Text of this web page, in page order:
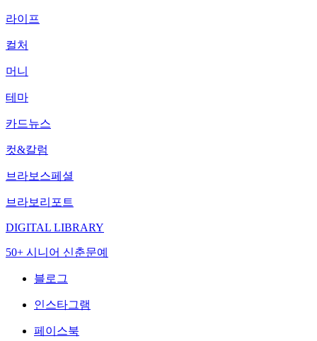
라이프
컬처
머니
테마
카드뉴스
컷&칼럼
브라보스페셜
브라보리포트
DIGITAL LIBRARY
50+ 시니어 신춘문예
블로그
인스타그램
페이스북